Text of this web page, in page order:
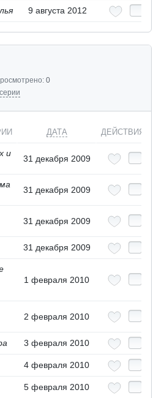
9 августа 2012
0
ДАТА ДЕЙСТВИЯ
и
31 декабря 2009
31 декабря 2009
31 декабря 2009
31 декабря 2009
1 февраля 2010
2 февраля 2010
3 февраля 2010
4 февраля 2010
5 февраля 2010